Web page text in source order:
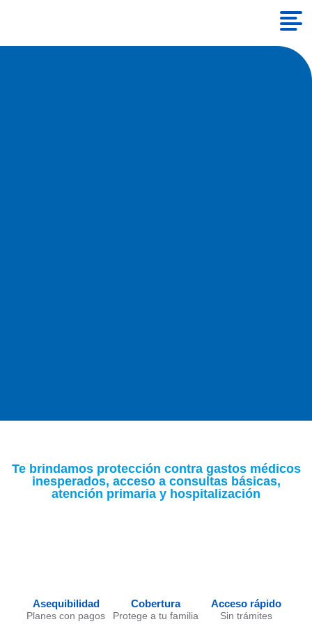
Te brindamos protección contra gastos médicos
inesperados, acceso a consultas básicas,
atención primaria y hospitalización
Asequibilidad
Planes con pagos
Cobertura
Protege a tu familia
Acceso rápido
Sin trámites